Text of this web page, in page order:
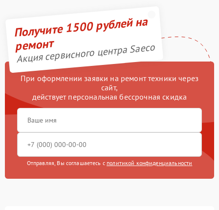
Получите 1500 рублей на
ремонт
Акция сервисного центра Saeco
При оформлении заявки на ремонт техники через
сайт,
действует персональная бессрочная скидка
Отправляя, Вы соглашаетесь с политикой конфиденциальности